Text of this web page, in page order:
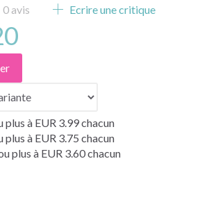
0 avis Ecrire une critique
plus à EUR 3.99chacun
plus à EUR 3.75 chacun
plus à EUR 3.60chacun